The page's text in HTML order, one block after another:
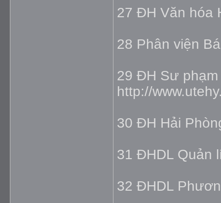
27 ĐH Văn hóa
28 Phân viện
29 ĐH Sư
http://
30 ĐH Hải
31 ĐHDL Quản
32 ĐHDL